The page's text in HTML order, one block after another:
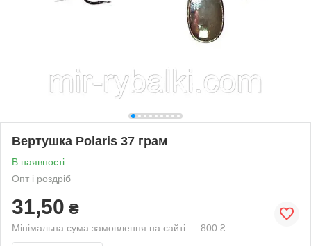
Вертушка Polaris 37 грам
В наявності
Опт і роздріб
31,50 ₴
Мінімальна сума замовлення на сайті — 800 ₴